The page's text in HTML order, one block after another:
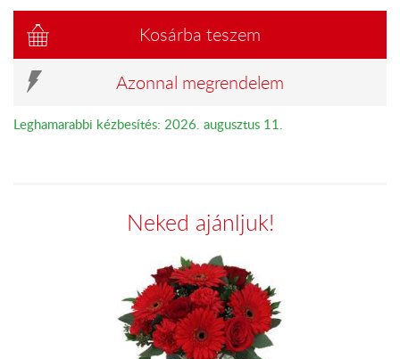
Kosárba teszem
Azonnal megrendelem
Leghamarabbi kézbesítés: 2026. augusztus 11.
Neked ajánljuk!